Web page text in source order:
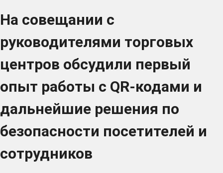
На совещании с
руководителями торговых
центров обсудили первый
опыт работы с QR-кодами и
дальнейшие решения по
безопасности посетителей и
сотрудников